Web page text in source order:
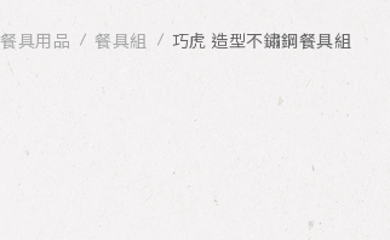
餐具用品 餐具組 巧虎 造型不鏽鋼餐具組